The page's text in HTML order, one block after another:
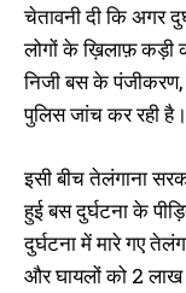
चेतावनी दी कि अगर
लोगों के ख़िलाफ़ कड़ी
निजी बस के पंजीकरण,
पुलिस जांच कर रही है।
इसी बीच तेलंगाना
हुई बस दुर्घटना के
दुर्घटना में मारे गए
और घायलों को 2 लाख